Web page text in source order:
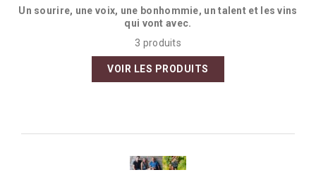
Un sourire, une voix, une bonhommie, un talent et les vins
qui vont avec.
3 produits
VOIR LES PRODUITS